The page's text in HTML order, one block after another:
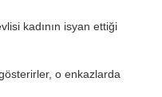
kadının isyan ettiği
o enkazlarda